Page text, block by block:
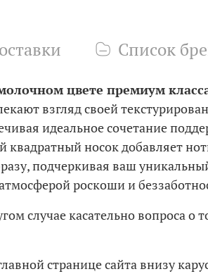
Список
цвете премиум
взгляд своей
идеальное сочетание
носок добавляет
подчеркивая ваш
роскоши и
случае касательно вопроса о
странице сайта внизу